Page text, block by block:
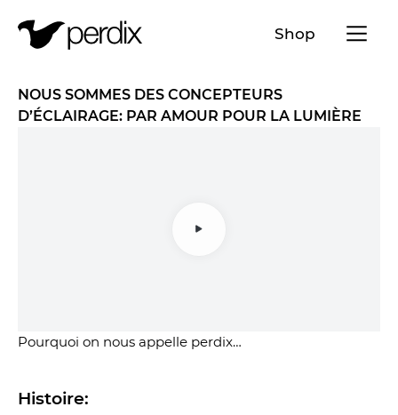
Shop Menü
NOUS SOMMES DES CONCEPTEURS
D’ÉCLAIRAGE: PAR AMOUR POUR LA LUMIÈRE
Pourquoi on nous appelle perdix…
Histoire: